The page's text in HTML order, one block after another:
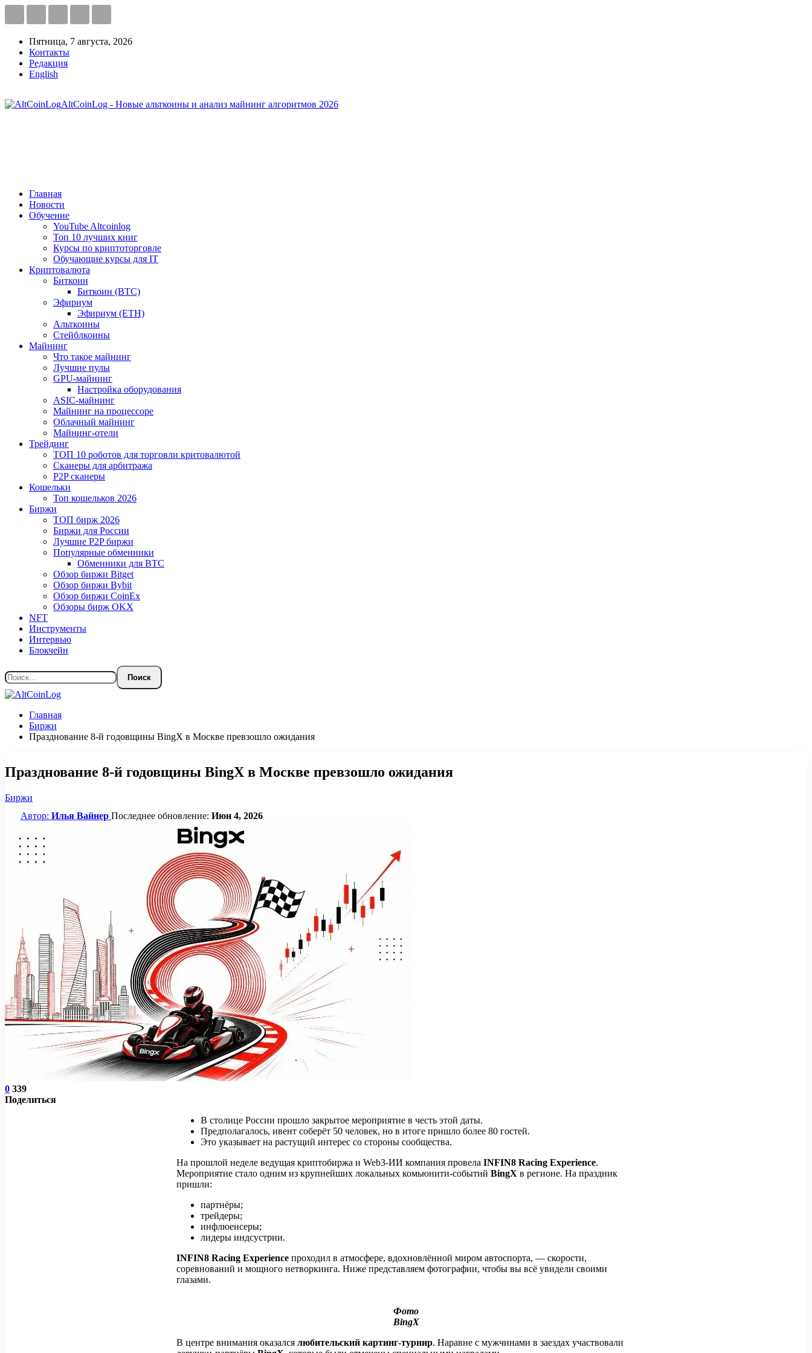
Пятница, 7 августа, 2026
Контакты
Редакция
English
AltCoinLog - Новые альткоины и анализ майнинг алгоритмов 2026
Главная
Новости
Обучение
YouTube Altcoinlog
Топ 10 лучших книг
Курсы по криптоторговле
Обучающие курсы для IT
Криптовалюта
Биткоин
Биткоин (BTC)
Эфириум
Эфириум (ETH)
Альткоины
Стейблкоины
Майнинг
Что такое майнинг
Лучшие пулы
GPU-майнинг
Настройка оборудования
ASIC-майнинг
Майнинг на процессоре
Облачный майнинг
Майнинг-отели
Трейдинг
ТОП 10 роботов для торговли критовалютой
Сканеры для арбитража
P2P сканеры
Кошельки
Топ кошельков 2026
Биржи
ТОП бирж 2026
Биржи для России
Лучшие P2P биржи
Популярные обменники
Обменники для BTC
Обзор биржи Bitget
Обзор биржи Bybit
Обзор биржи CoinEx
Обзоры бирж OKX
NFT
Инструменты
Интервью
Блокчейн
Главная
Биржи
Празднование 8-й годовщины BingX в Москве превзошло ожидания
Празднование 8-й годовщины BingX в Москве превзошло ожидания
Биржи
Автор: Илья Вайнер Последнее обновление: Июн 4, 2026
0 339
Поделиться
В столице России прошло закрытое мероприятие в честь этой даты.
Предполагалось, ивент соберёт 50 человек, но в итоге пришло более 80 гостей.
Это указывает на растущий интерес со стороны сообщества.
На прошлой неделе ведущая криптобиржа и Web3-ИИ компания провела INFIN8 Racing Experience.
Мероприятие стало одним из крупнейших локальных комьюнити-событий BingX в регионе. На праздник
пришли:
партнёры;
трейдеры;
инфлюенсеры;
лидеры индсустрии.
INFIN8 Racing Experience проходил в атмосфере, вдохновлённой миром автоспорта, — скорости,
соревнований и мощного нетворкинга. Ниже представляем фотографии, чтобы вы всё увидели своими
глазами.
Фото
BingX
В центре внимания оказался любительский картинг-турнир. Наравне с мужчинами в заездах участвовали